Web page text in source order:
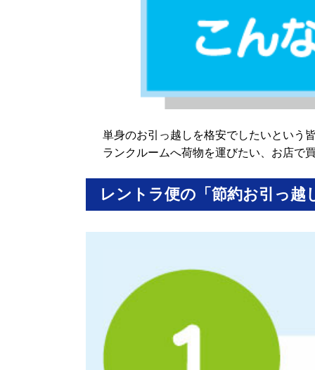
単身のお引っ越しを格安でしたいという
ランクルームへ荷物を運びたい、お店で
レントラ便の「節約お引っ越